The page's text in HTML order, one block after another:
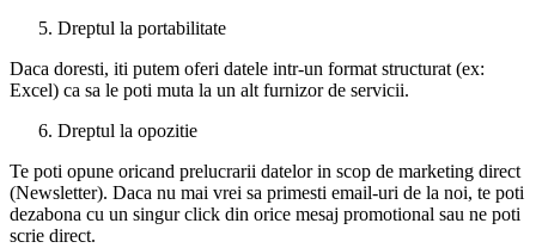
Dreptul la portabilitate
Daca doresti, iti putem oferi datele intr-un format structurat (ex:
Excel) ca sa le poti muta la un alt furnizor de servicii.
Dreptul la opozitie
Te poti opune oricand prelucrarii datelor in scop de marketing direct
(Newsletter). Daca nu mai vrei sa primesti email-uri de la noi, te poti
dezabona cu un singur click din orice mesaj promotional sau ne poti
scrie direct.